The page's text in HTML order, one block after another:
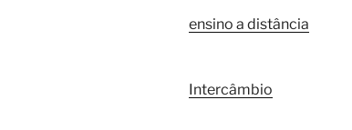
ensino a distância
Intercâmbio